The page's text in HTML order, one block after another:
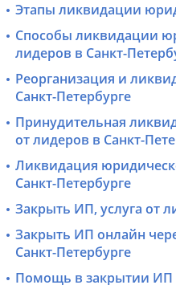
Этапы ликвидации
Способы ликвидации
лидеров в Санкт-
Реорганизация и
Санкт-Петербурге
Принудительная
от лидеров в Санкт-
Ликвидация
Санкт-Петербурге
Закрыть ИП, услуга от
Закрыть ИП онлайн
Санкт-Петербурге
Помощь в закрытии ИП